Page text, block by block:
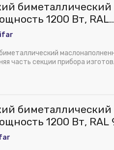
биметаллический
1200 Вт, RAL
часть секции прибора
биметаллический
1200 Вт, RAL